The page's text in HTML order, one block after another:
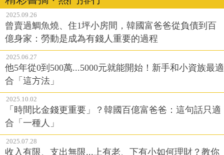
2025.09.26
曾賣過鯛魚燒、住1坪小房間，韓國富爸爸從負債到百
億身家：勞動是成為有錢人重要的過程
2025.06.27
他5年從0到500萬...5000元就能開始！新手和小資族最適
合「這方法」
2025.10.02
「時間比金錢更重要」？韓國百億富爸爸：這句話只適
合「一種人」
2025.07.28
收入有限、支出無限...上有老、下有小如何理財？教你